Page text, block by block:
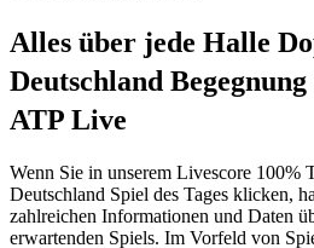
Alles über jede Halle
Deutschland
ATP Live
Wenn Sie in unserem Livescore 100%
Deutschland Spiel des Tages klicken,
zahlreichen Informationen und Daten
erwartenden Spiels. Im Vorfeld von